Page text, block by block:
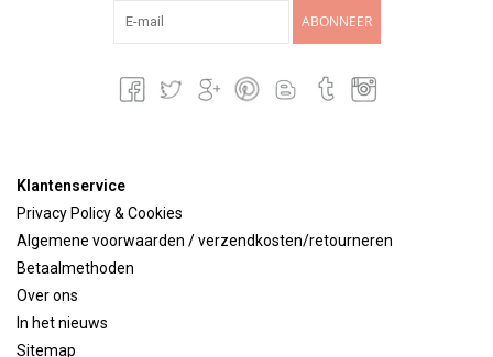
ABONNEER
Klantenservice
Privacy Policy & Cookies
Algemene voorwaarden / verzendkosten/retourneren
Betaalmethoden
Over ons
In het nieuws
Sitemap